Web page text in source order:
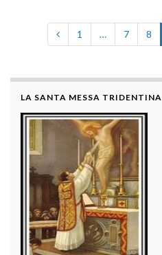
1 … 7 8
LA SANTA MESSA TRIDENTINA